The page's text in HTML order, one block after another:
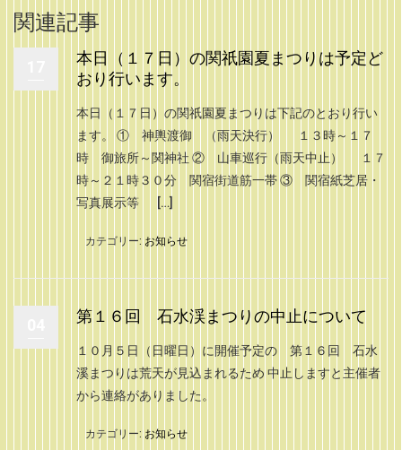
関連記事
本日（１７日）の関祇園夏まつりは予定ど
おり行います。
本日（１７日）の関祇園夏まつりは下記のとおり行い
ます。 ① 神輿渡御 （雨天決行） １３時～１７
時 御旅所～関神社 ② 山車巡行（雨天中止） １７
時～２１時３０分 関宿街道筋一帯 ③ 関宿紙芝居・
写真展示等 […]
カテゴリー: お知らせ
第１６回 石水渓まつりの中止について
１０月５日（日曜日）に開催予定の 第１６回 石水
溪まつりは荒天が見込まれるため 中止しますと主催者
から連絡がありました。
カテゴリー: お知らせ